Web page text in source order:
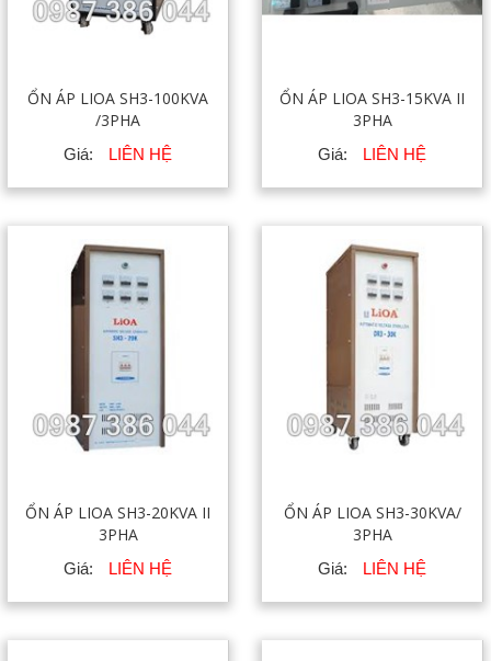
ỔN ÁP LIOA SH3-100KVA
/3PHA
Giá: LIÊN HỆ
ỔN ÁP LIOA SH3-15KVA II
3PHA
Giá: LIÊN HỆ
ỔN ÁP LIOA SH3-20KVA II
3PHA
Giá: LIÊN HỆ
ỔN ÁP LIOA SH3-30KVA/
3PHA
Giá: LIÊN HỆ